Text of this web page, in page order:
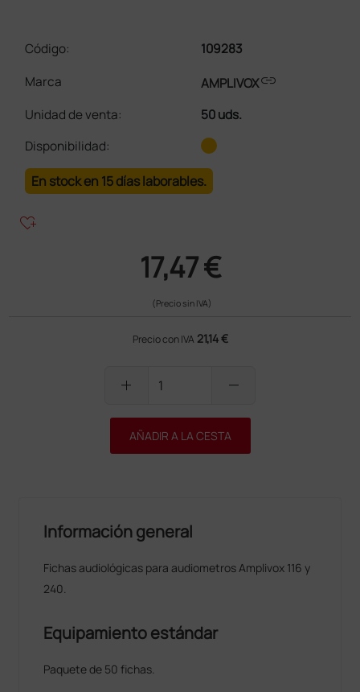
Código:
109283
Marca
AMPLIVOXlink
Unidad de venta:
50 uds.
Disponibilidad:
En stock en 15 días laborables.
heart_plus
17,47 €
(Precio sin IVA)
Precio con IVA 21,14 €
add remove
AÑADIR A LA CESTA
Información general
Fichas audiológicas para audiometros Amplivox 116 y
240.
Equipamiento estándar
Paquete de 50 fichas.